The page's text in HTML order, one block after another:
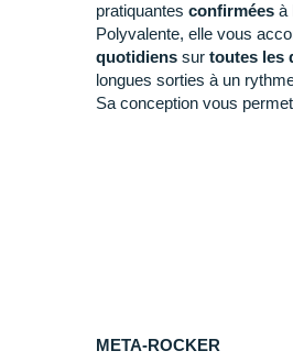
pratiquantes confirmées à
Polyvalente, elle vous
quotidiens sur toutes les
longues sorties à un
Sa conception vous
utilisation nous vous
META-ROCKER